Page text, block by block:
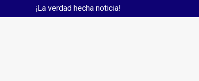
¡La verdad hecha noticia!